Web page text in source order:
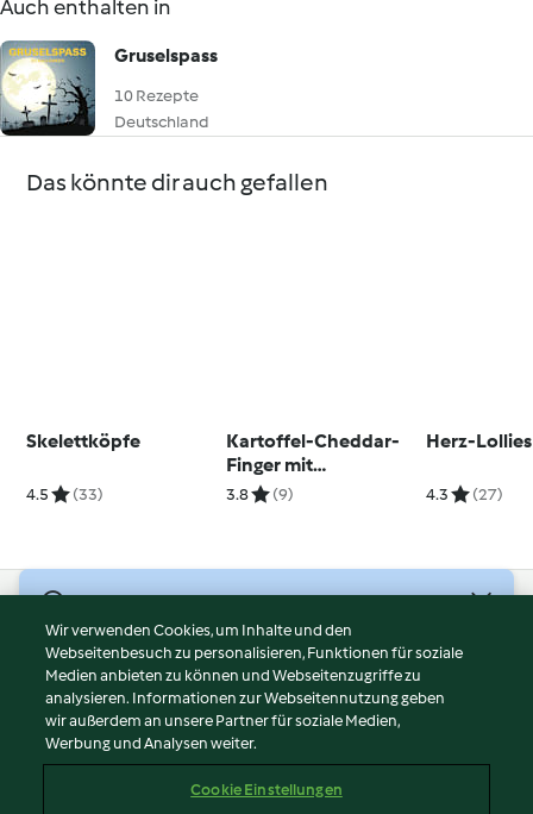
Auch enthalten in
Gruselspass
10 Rezepte
Deutschland
Das könnte dir auch gefallen
Skelettköpfe
4.5 (33)
Kartoffel-Cheddar-
Finger mit
Schnittlauchdip
3.8 (9)
Herz-Lollies
4.3 (27)
Nutzungsbedingungen
Datenschutzrichtlinien
Disclaimer
Impressum
Wir verwenden Cookies, um Inhalte und den
Webseitenbesuch zu personalisieren, Funktionen für soziale
Medien anbieten zu können und Webseitenzugriffe zu
analysieren. Informationen zur Webseitennutzung geben
wir außerdem an unsere Partner für soziale Medien,
Werbung und Analysen weiter.
Cookie Einstellungen